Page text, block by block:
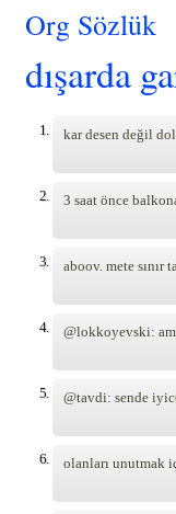
Org Sözlük
dışarda
1. kar desen değil
2. 3 saat önce
3. aboov. mete sınır
4. @lokkoyevski:
5. @tavdi: sende
6. olanları unutmak